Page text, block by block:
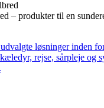
– produkter til en
løsninger inden
rejse, sårpleje og